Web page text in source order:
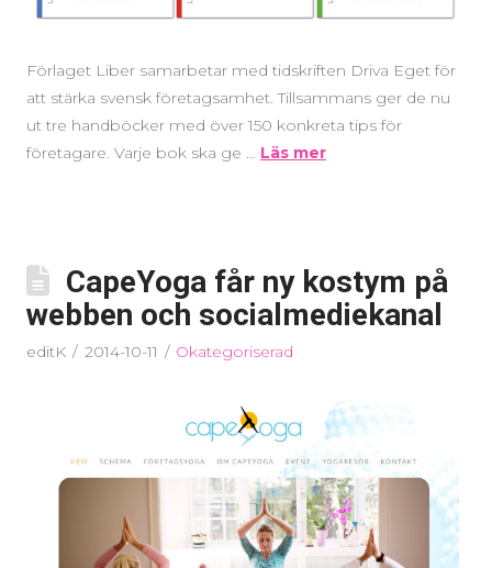
Förlaget Liber samarbetar med tidskriften Driva Eget för
att stärka svensk företagsamhet. Tillsammans ger de nu
ut tre handböcker med över 150 konkreta tips för
företagare. Varje bok ska ge … Läs mer
CapeYoga får ny kostym på
webben och socialmediekanal
editK 2014-10-11 Okategoriserad